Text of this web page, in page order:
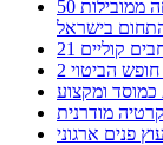
50 טיפים ויותר לניהול חווית עובד, משאבי אנוש ורווחה ממובילות
בישראל
קוליים
הביטוי 2
כמוסד ומקצוע
מודרנית
פנים ארגוני